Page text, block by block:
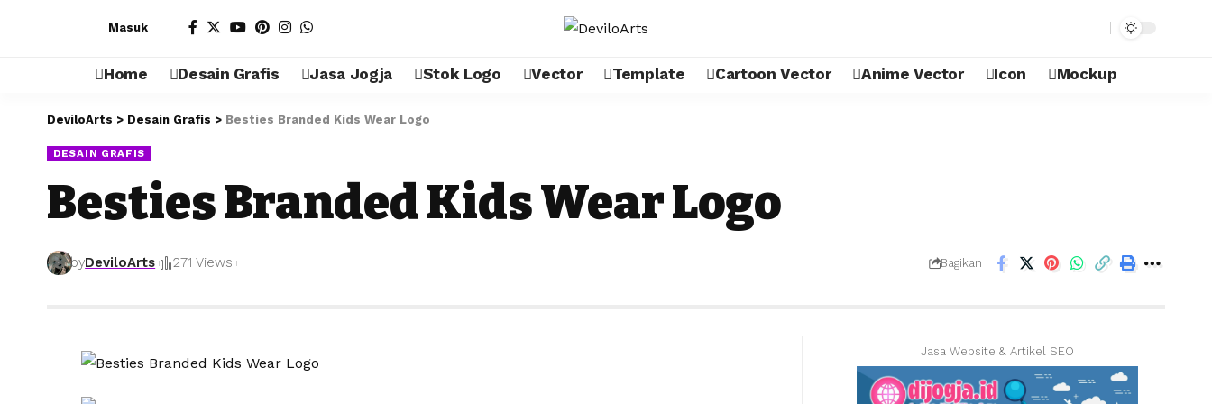
Masuk
Home Desain Grafis Jasa Jogja Stok Logo Vector Template Cartoon Vector Anime Vector Icon Mockup
DeviloArts > Desain Grafis > Besties Branded Kids Wear Logo
DESAIN GRAFIS
Besties Branded Kids Wear Logo
byDeviloArts 271 Views Bagikan
Jasa Website & Artikel SEO